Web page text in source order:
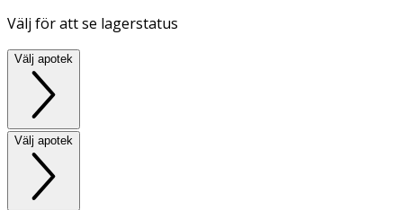
Välj för att se lagerstatus
Välj apotek
Välj apotek